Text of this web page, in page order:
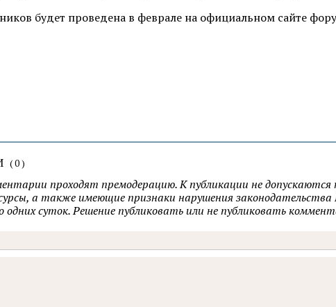
будет проведена в феврале на официальном сайте
(0)
проходят премодерацию. К публикации не
а также имеющие признаки нарушения
одних суток. Решение публиковать или не публиковать